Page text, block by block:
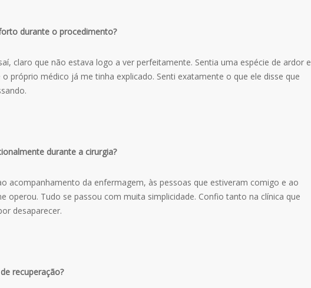
durante o procedimento?
claro que não estava logo a ver perfeitamente. Sentia uma espécie de ardor e
o próprio médico já me tinha explicado. Senti exatamente o que ele disse que
durante a cirurgia?
acompanhamento da enfermagem, às pessoas que estiveram comigo e ao
operou. Tudo se passou com muita simplicidade. Confio tanto na clínica que
desaparecer.
recuperação?